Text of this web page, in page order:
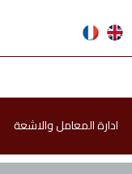
ادارة المعامل والاشعة